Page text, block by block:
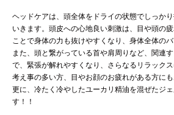
ヘッドケアは、頭全体をドライの状態でしっか
いきます。頭皮への心地良い刺激は、目や頭の
ことで身体の力も抜けやすくなり、身体全体のバ
また、頭と繋がっている首や肩周りなど、関連
で、緊張が解れやすくなり、さらなるリラックス
考え事の多い方、目やお顔のお疲れがある方にも
更に、冷たく冷やしたユーカリ精油を混ぜたジ
す！！